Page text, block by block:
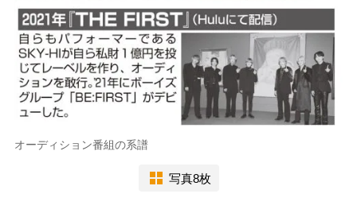
オーディション番組の系譜
写真8枚